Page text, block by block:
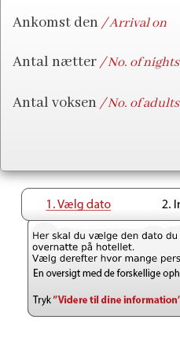
Ankomst den/ Arrival on
Antal nætter/ No. of nights
Antal voksen/ No. of adults